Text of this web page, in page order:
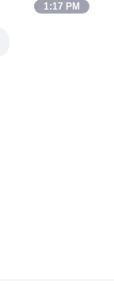
1:17 PM